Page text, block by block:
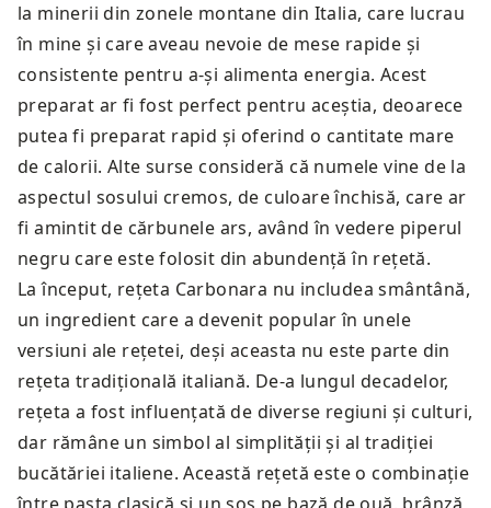
la minerii din zonele montane din Italia, care lucrau
în mine și care aveau nevoie de mese rapide și
consistente pentru a-și alimenta energia. Acest
preparat ar fi fost perfect pentru aceștia, deoarece
putea fi preparat rapid și oferind o cantitate mare
de calorii. Alte surse consideră că numele vine de la
aspectul sosului cremos, de culoare închisă, care ar
fi amintit de cărbunele ars, având în vedere piperul
negru care este folosit din abundență în rețetă.
La început, rețeta Carbonara nu includea smântână,
un ingredient care a devenit popular în unele
versiuni ale rețetei, deși aceasta nu este parte din
rețeta tradițională italiană. De-a lungul decadelor,
rețeta a fost influențată de diverse regiuni și culturi,
dar rămâne un simbol al simplității și al tradiției
bucătăriei italiene. Această rețetă este o combinație